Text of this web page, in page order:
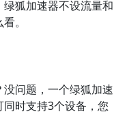
狐加速器不设流量和
。
问题，一个绿狐加速
时支持3个设备，您